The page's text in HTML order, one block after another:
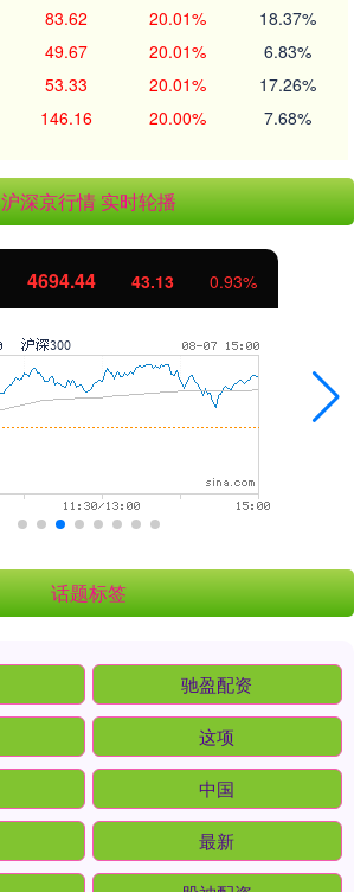
83.62 20.01% 18.37%
49.67 20.01% 6.83%
53.33 20.01% 17.26%
146.16 20.00% 7.68%
沪深京行情 实时轮播
4694.44 43.13 0.93%
话题标签
驰盈配资
这项
中国
最新